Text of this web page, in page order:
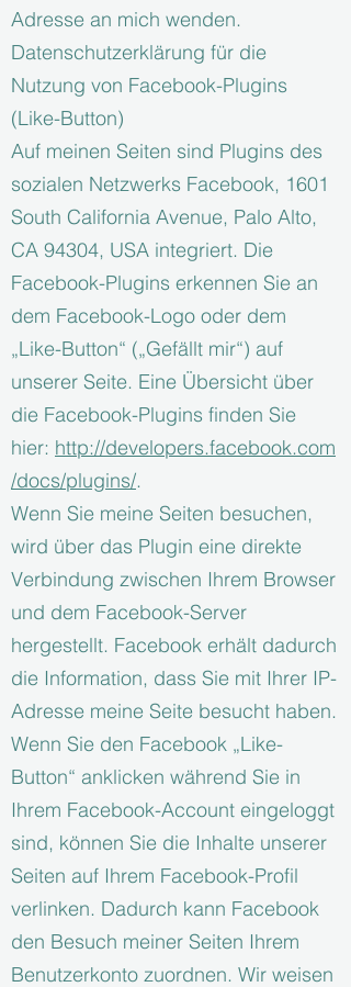
Adresse an mich wenden.
Datenschutzerklärung für die
Nutzung von Facebook-Plugins
(Like-Button)
Auf meinen Seiten sind Plugins des
sozialen Netzwerks Facebook, 1601
South California Avenue, Palo Alto,
CA 94304, USA integriert. Die
Facebook-Plugins erkennen Sie an
dem Facebook-Logo oder dem
„Like-Button“ („Gefällt mir“) auf
unserer Seite. Eine Übersicht über
die Facebook-Plugins finden Sie
hier: http://developers.facebook.com
/docs/plugins/.
Wenn Sie meine Seiten besuchen,
wird über das Plugin eine direkte
Verbindung zwischen Ihrem Browser
und dem Facebook-Server
hergestellt. Facebook erhält dadurch
die Information, dass Sie mit Ihrer IP-
Adresse meine Seite besucht haben.
Wenn Sie den Facebook „Like-
Button“ anklicken während Sie in
Ihrem Facebook-Account eingeloggt
sind, können Sie die Inhalte unserer
Seiten auf Ihrem Facebook-Profil
verlinken. Dadurch kann Facebook
den Besuch meiner Seiten Ihrem
Benutzerkonto zuordnen. Wir weisen